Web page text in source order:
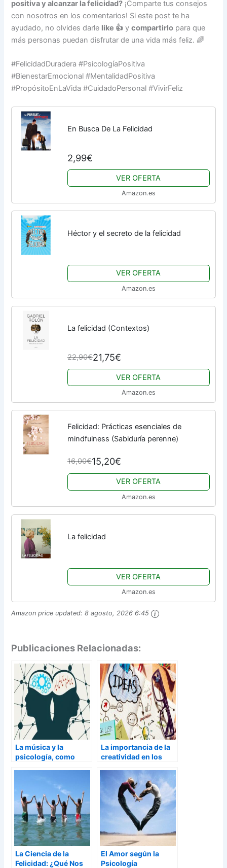
positiva y alcanzar la felicidad? ¡Comparte tus consejos
con nosotros en los comentarios! Si este post te ha
ayudado, no olvides darle like 👍 ycompartirlo para que
más personas puedan disfrutar de una vida más feliz. 🌈
#FelicidadDuradera #PsicologíaPositiva
#BienestarEmocional #MentalidadPositiva
#PropósitoEnLaVida #CuidadoPersonal #VivirFeliz
En Busca De La Felicidad
2,99€
VER OFERTA
Amazon.es
Héctor y el secreto de la felicidad
VER OFERTA
Amazon.es
La felicidad (Contextos)
22,90€21,75€
VER OFERTA
Amazon.es
Felicidad: Prácticas esenciales de
mindfulness (Sabiduría perenne)
16,00€15,20€
VER OFERTA
Amazon.es
La felicidad
VER OFERTA
Amazon.es
Amazon price updated:8 agosto, 2026 6:45
Publicaciones Relacionadas:
La música y la
psicología, como
La importancia de la
creatividad en los
psicología
La Ciencia de la
Felicidad: ¿Qué Nos
El Amor según la
Psicología